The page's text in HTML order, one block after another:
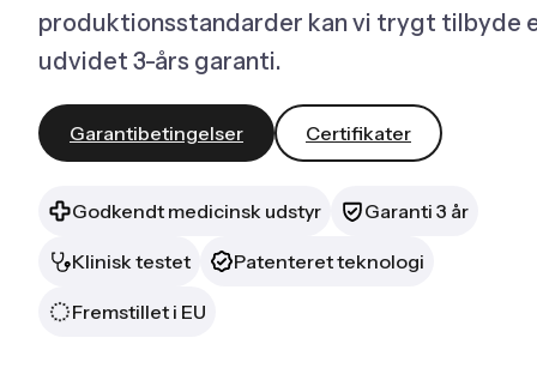
produktionsstandarder kan vi trygt tilbyde
udvidet 3-års garanti.
Garantibetingelser Certifikater
Godkendt medicinsk udstyr Garanti 3 år
Klinisk testet Patenteret teknologi
Fremstillet i EU